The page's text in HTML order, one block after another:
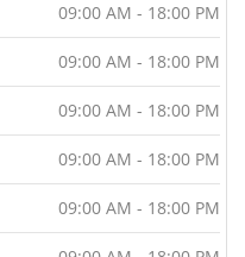
09:00 AM - 18:00 PM
09:00 AM - 18:00 PM
09:00 AM - 18:00 PM
09:00 AM - 18:00 PM
09:00 AM - 18:00 PM